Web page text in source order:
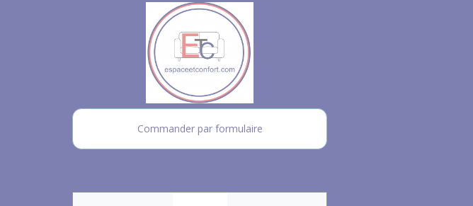
Commander par formulaire